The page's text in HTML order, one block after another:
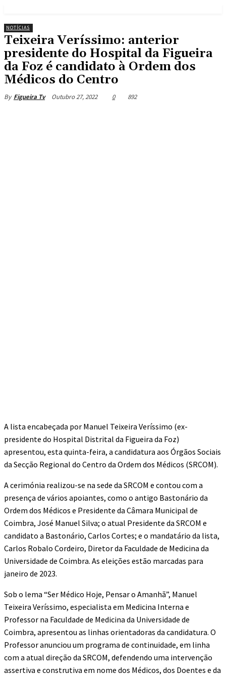
NOTÍCIAS
Teixeira Veríssimo: anterior
presidente do Hospital da Figueira
da Foz é candidato à Ordem dos
Médicos do Centro
By Figueira Tv Outubro 27, 2022 0 892
A lista encabeçada por Manuel Teixeira Veríssimo (ex-
presidente do Hospital Distrital da Figueira da Foz)
apresentou, esta quinta-feira, a candidatura aos Órgãos Sociais
da Secção Regional do Centro da Ordem dos Médicos (SRCOM).
A cerimónia realizou-se na sede da SRCOM e contou com a
presença de vários apoiantes, como o antigo Bastonário da
Ordem dos Médicos e Presidente da Câmara Municipal de
Coimbra, José Manuel Silva; o atual Presidente da SRCOM e
candidato a Bastonário, Carlos Cortes; e o mandatário da lista,
Carlos Robalo Cordeiro, Diretor da Faculdade de Medicina da
Universidade de Coimbra. As eleições estão marcadas para
janeiro de 2023.
Sob o lema “Ser Médico Hoje, Pensar o Amanhã”, Manuel
Teixeira Veríssimo, especialista em Medicina Interna e
Professor na Faculdade de Medicina da Universidade de
Coimbra, apresentou as linhas orientadoras da candidatura. O
Professor anunciou um programa de continuidade, em linha
com a atual direção da SRCOM, defendendo uma intervenção
assertiva e construtiva em nome dos Médicos, dos Doentes e da